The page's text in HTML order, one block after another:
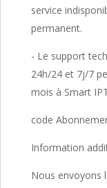
service
permanent.
- Le support
24h/24 et 7j/7
mois à Smart
code
Information
Nous envoyons